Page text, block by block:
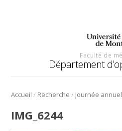
Faculté de
Département
Accueil / Recherche /
IMG_6244